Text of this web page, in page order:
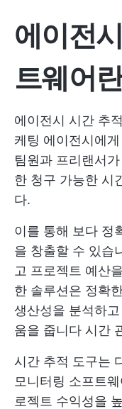
에이전
트웨어
에이전시 시간 추
케팅 에이전시에
팀원과 프리랜서
한 청구 가능한 시
다.
이를 통해 보다 정
을 창출할 수 있습
고 프로젝트 예산
한 솔루션은 정확
생산성을 분석하
움을 줍니다 시간
시간 추적 도구는
모니터링 소프트웨
로젝트 수익성을